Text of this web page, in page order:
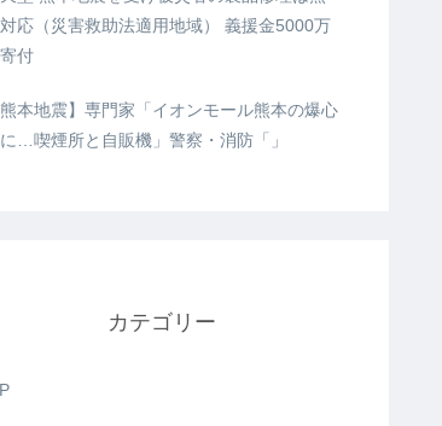
応（災害救助法適用地域） 義援金5000万
付
熊本地震】専門家「イオンモール熊本の爆心
…喫煙所と自販機」警察・消防「」
カテゴリー